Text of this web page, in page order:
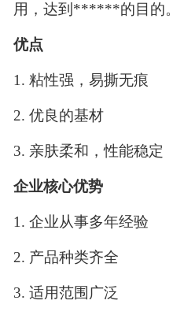
用，达到******的目的。
优点
1. 粘性强，易撕无痕
2. 优良的基材
3. 亲肤柔和，性能稳定
企业核心优势
1. 企业从事多年经验
2. 产品种类齐全
3. 适用范围广泛